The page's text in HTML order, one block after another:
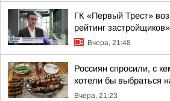
ГК «Первый Трест»
рейтинг
Вчера, 21:48
Россиян спросили, с
хотели бы выбраться
Вчера, 21:23